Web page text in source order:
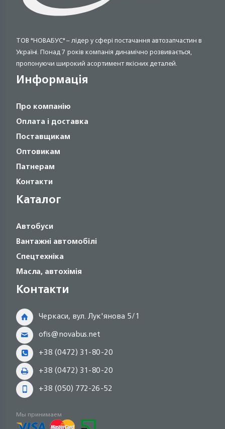
ТОВ "НОВАБУС" – лідер у сфері постачання автозапчастин в
Україні. Понад 7 років компанія динамічно розвивається,
пропонуючи широкий асортимент якісних деталей.
Информація
Про компанію
Оплата і доставка
Поставщикам
Оптовикам
Патнерам
Контакти
Каталог
Автобуси
Вантажні автомобілі
Спецтехніка
Масла, автохімія
Контакти
Черкаси, вул. Лук'янова 5/1
ofis@novabus.net
+38 (0472) 31-80-20
+38 (0472) 31-80-20
+38 (050) 772-26-52
Мы принимаем